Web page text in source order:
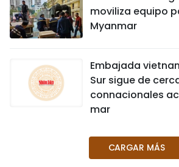
moviliza equipo
Myanmar
Embajada
Sur sigue de
connacionales
mar
CARGAR MÁS